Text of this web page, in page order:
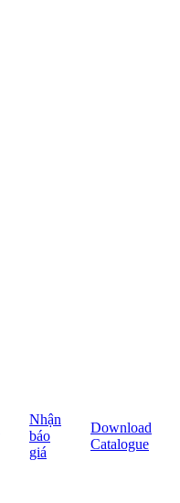
Nhận
báo
giá
Download
Catalogue